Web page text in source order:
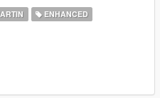
data
ENHANCED